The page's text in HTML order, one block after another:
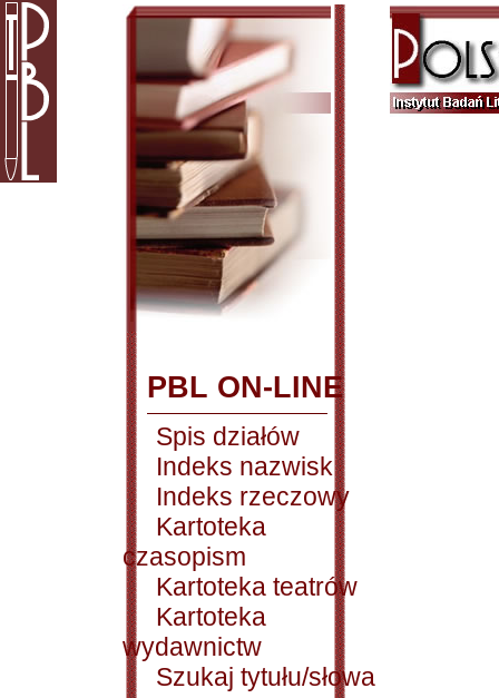
PBL ON-LINE
Spis działów
Indeks nazwisk
Indeks rzeczowy
Kartoteka
czasopism
Kartoteka teatrów
Kartoteka
wydawnictw
Szukaj tytułu/słowa